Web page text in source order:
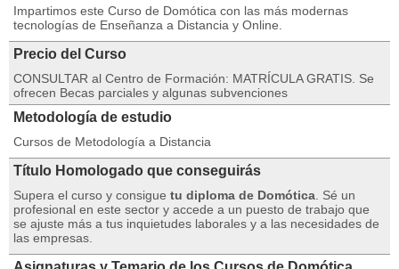
Impartimos este Curso de Domótica con las más modernas
tecnologías de Enseñanza a Distancia y Online.
Precio del Curso
CONSULTAR al Centro de Formación: MATRÍCULA GRATIS. Se
ofrecen Becas parciales y algunas subvenciones
Metodología de estudio
Cursos de Metodología a Distancia
Título Homologado que conseguirás
Supera el curso y consigue tu diploma de Domótica . Sé un
profesional en este sector y accede a un puesto de trabajo que
se ajuste más a tus inquietudes laborales y a las necesidades de
las empresas.